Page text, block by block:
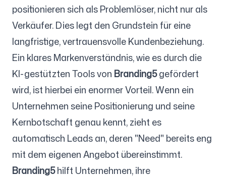
positionieren sich als Problemlöser, nicht nur als
Verkäufer. Dies legt den Grundstein für eine
langfristige, vertrauensvolle Kundenbeziehung.
Ein klares Markenverständnis, wie es durch die
KI-gestützten Tools von Branding5gefördert
wird, ist hierbei ein enormer Vorteil. Wenn ein
Unternehmen seine Positionierung und seine
Kernbotschaft genau kennt, zieht es
automatisch Leads an, deren "Need" bereits eng
mit dem eigenen Angebot übereinstimmt.
Branding5hilft Unternehmen, ihre